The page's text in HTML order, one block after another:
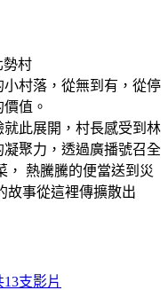
勢村
村落，從無到有，從停
值。
就此展開，村長感受到林
聚力，透過廣播號召全
， 熱騰騰的便當送到災
故事從這裡傳擴散出
支影片